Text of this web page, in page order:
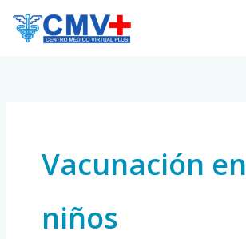
Vacunación en
niños